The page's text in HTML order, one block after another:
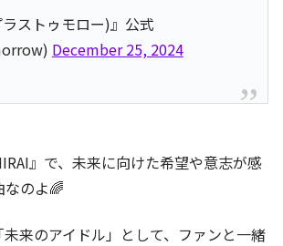
ストゥモロー)』公式
December 25, 2024
』で、未来に向けた希望や意志が感
なのよ🌈
来のアイドル」として、ファンと一緒